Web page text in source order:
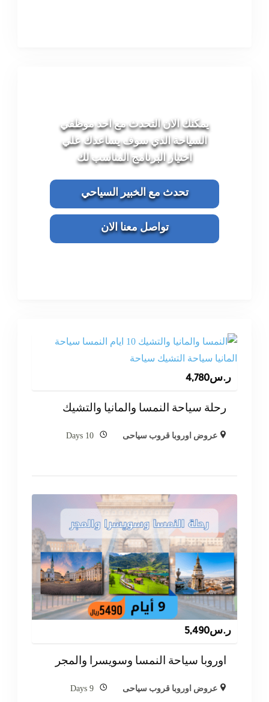
يمكنك الان التحدث مع احد موظفي
السياحة الذي سوف يساعدك علي
اختيار البرنامج المناسب لك
تحدث مع الخبير السياحي
تواصل معنا الان
ر.س4,780
رحلة سياحة النمسا والمانيا والتشيك
عروض اوروبا قروب سياحى 10 Days
ر.س5,490
اوروبا سياحة النمسا وسويسرا والمجر
عروض اوروبا قروب سياحى 9 Days